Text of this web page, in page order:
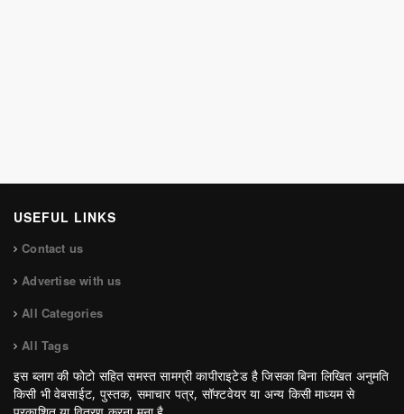
USEFUL LINKS
Contact us
Advertise with us
All Categories
All Tags
इस ब्लाग की फोटो सहित समस्त सामग्री कापीराइटेड है जिसका बिना लिखित अनुमति
किसी भी वेबसाईट, पुस्तक, समाचार पत्र, सॉफ्टवेयर या अन्य किसी माध्यम से